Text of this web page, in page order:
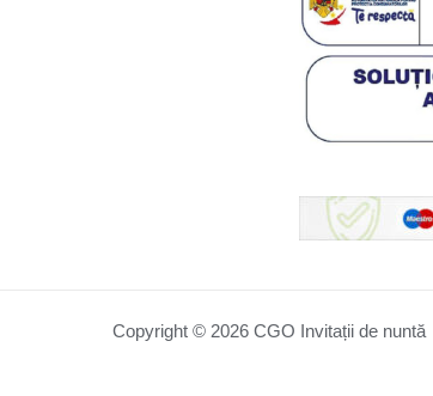
Copyright © 2026 CGO Invitații de nuntă